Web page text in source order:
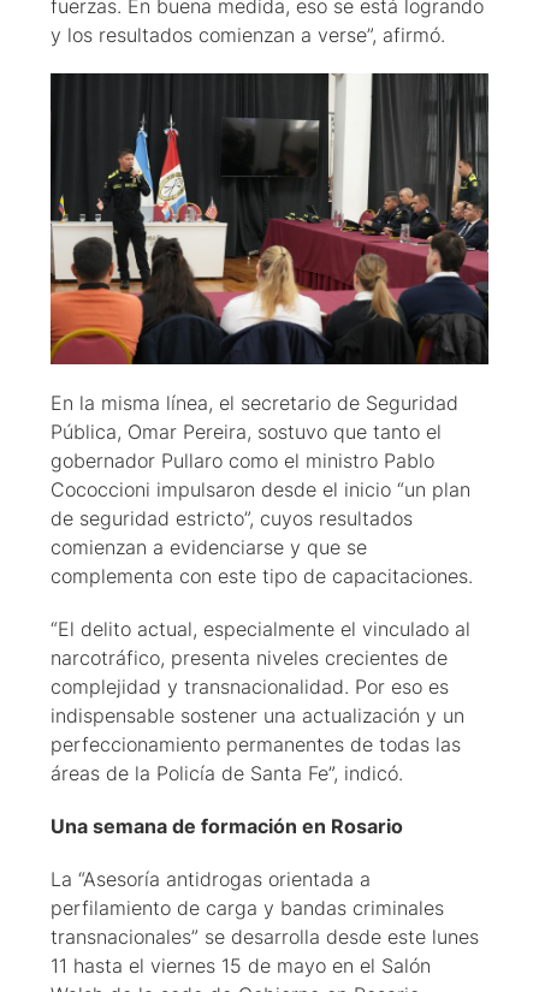
fuerzas. En buena medida, eso se está logrando
y los resultados comienzan a verse”, afirmó.
En la misma línea, el secretario de Seguridad
Pública, Omar Pereira, sostuvo que tanto el
gobernador Pullaro como el ministro Pablo
Cococcioni impulsaron desde el inicio “un plan
de seguridad estricto”, cuyos resultados
comienzan a evidenciarse y que se
complementa con este tipo de capacitaciones.
“El delito actual, especialmente el vinculado al
narcotráfico, presenta niveles crecientes de
complejidad y transnacionalidad. Por eso es
indispensable sostener una actualización y un
perfeccionamiento permanentes de todas las
áreas de la Policía de Santa Fe”, indicó.
Una semana de formación en Rosario
La “Asesoría antidrogas orientada a
perfilamiento de carga y bandas criminales
transnacionales” se desarrolla desde este lunes
11 hasta el viernes 15 de mayo en el Salón